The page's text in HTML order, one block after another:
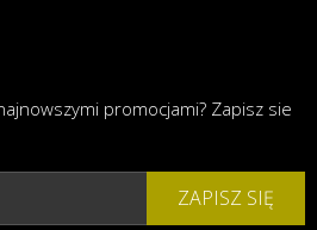
promocjami? Zapisz sie
ZAPISZ SIĘ